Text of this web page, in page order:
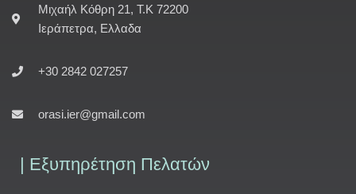
Μιχαήλ Κόθρη 21, Τ.Κ 72200
Ιεράπετρα, Ελλαδα
+30 2842 027257
orasi.ier@gmail.com
| Εξυπηρέτηση Πελατών